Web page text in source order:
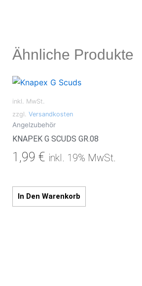
Ähnliche Produkte
inkl. MwSt.
zzgl. Versandkosten
Angelzubehör
KNAPEK G SCUDS GR.08
1,99 € inkl. 19% MwSt.
In Den Warenkorb